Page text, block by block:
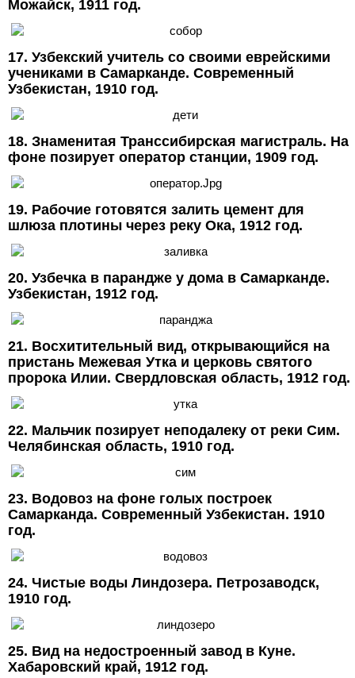
Можайск, 1911 год.
17. Узбекский учитель со своими еврейскими
учениками в Самарканде. Современный
Узбекистан, 1910 год.
18. Знаменитая Транссибирская магистраль. На
фоне позирует оператор станции, 1909 год.
19. Рабочие готовятся залить цемент для
шлюза плотины через реку Ока, 1912 год.
20. Узбечка в парандже у дома в Самарканде.
Узбекистан, 1912 год.
21. Восхитительный вид, открывающийся на
пристань Межевая Утка и церковь святого
пророка Илии. Свердловская область, 1912 год.
22. Мальчик позирует неподалеку от реки Сим.
Челябинская область, 1910 год.
23. Водовоз на фоне голых построек
Самарканда. Современный Узбекистан. 1910
год.
24. Чистые воды Линдозера. Петрозаводск,
1910 год.
25. Вид на недостроенный завод в Куне.
Хабаровский край, 1912 год.